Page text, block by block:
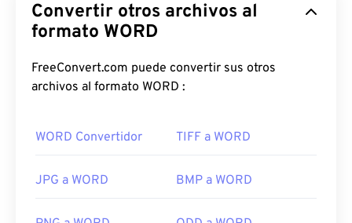
Convertir otros archivos al
formato WORD
FreeConvert.com puede convertir sus otros
archivos al formato WORD :
WORD Convertidor TIFF a WORD
JPG a WORD BMP a WORD